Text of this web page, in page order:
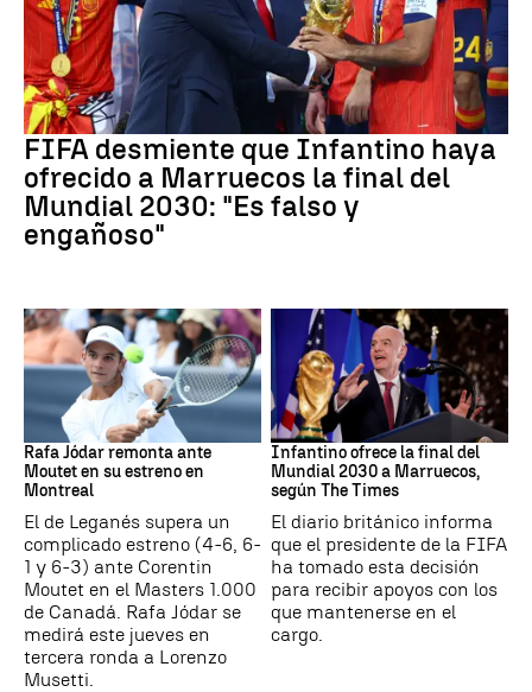
Mundial 2030
FIFA desmiente que Infantino haya
ofrecido a Marruecos la final del
Mundial 2030: "Es falso y
engañoso"
Rafa Jódar remonta ante
Moutet en su estreno en
Montreal
El de Leganés supera un
complicado estreno (4-6, 6-
1 y 6-3) ante Corentin
Moutet en el Masters 1.000
de Canadá. Rafa Jódar se
medirá este jueves en
tercera ronda a Lorenzo
Musetti.
Mundial 2030
Infantino ofrece la final del
Mundial 2030 a Marruecos,
según The Times
El diario británico informa
que el presidente de la FIFA
ha tomado esta decisión
para recibir apoyos con los
que mantenerse en el
cargo.